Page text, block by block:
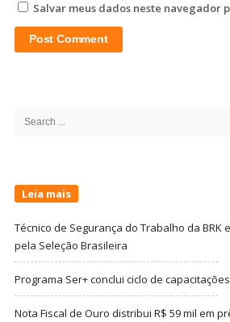
Salvar meus dados neste navegador
Search
Leia mais
Técnico de Segurança do Trabalho da
pela Seleção Brasileira
Programa Ser+ conclui ciclo de
Nota Fiscal de Ouro distribui R$ 59 mil em